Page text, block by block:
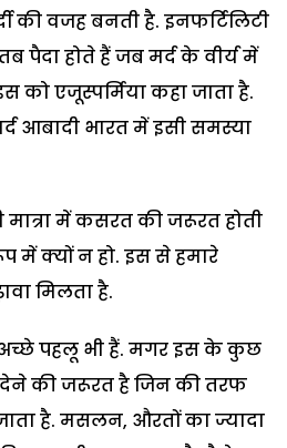
की वजह बनती है. इनफर्टिलिटी
पैदा होते हैं जब मर्द के वीर्य में
को एजूस्पर्मिया कहा जाता है.
आबादी भारत में इसी समस्या
मात्रा में कसरत की जरूरत होती
में क्यों न हो. इस से हमारे
मिलता है.
पहलू भी हैं. मगर इस के कुछ
की जरूरत है जिन की तरफ
है. मसलन, औरतों का ज्यादा